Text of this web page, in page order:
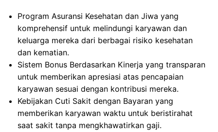
Program Asuransi Kesehatan dan Jiwa yang
komprehensif untuk melindungi karyawan dan
keluarga mereka dari berbagai risiko kesehatan
dan kematian.
Sistem Bonus Berdasarkan Kinerja yang transparan
untuk memberikan apresiasi atas pencapaian
karyawan sesuai dengan kontribusi mereka.
Kebijakan Cuti Sakit dengan Bayaran yang
memberikan karyawan waktu untuk beristirahat
saat sakit tanpa mengkhawatirkan gaji.